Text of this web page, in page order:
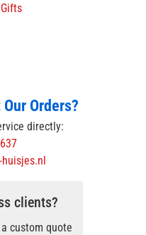
Orders?
directly:
clients?
custom quote